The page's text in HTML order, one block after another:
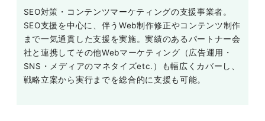
SEO対策・コンテンツマーケティングの支援事業者。
SEO支援を中心に、伴うWeb制作修正やコンテンツ制作
まで一気通貫した支援を実施。実績のあるパートナー会
社と連携してその他Webマーケティング（広告運用・
SNS・メディアのマネタイズetc.）も幅広くカバーし、
戦略立案から実行までを総合的に支援も可能。